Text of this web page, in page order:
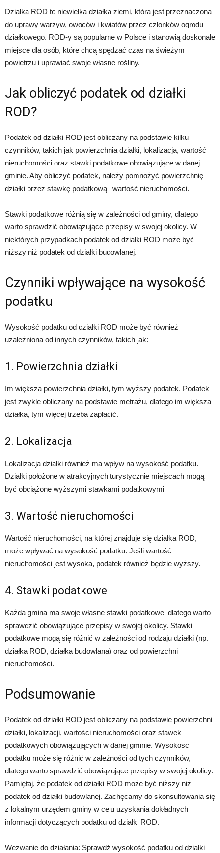
Działka ROD to niewielka działka ziemi, która jest przeznaczona
do uprawy warzyw, owoców i kwiatów przez członków ogrodu
działkowego. ROD-y są popularne w Polsce i stanowią doskonałe
miejsce dla osób, które chcą spędzać czas na świeżym
powietrzu i uprawiać swoje własne rośliny.
Jak obliczyć podatek od działki
ROD?
Podatek od działki ROD jest obliczany na podstawie kilku
czynników, takich jak powierzchnia działki, lokalizacja, wartość
nieruchomości oraz stawki podatkowe obowiązujące w danej
gminie. Aby obliczyć podatek, należy pomnożyć powierzchnię
działki przez stawkę podatkową i wartość nieruchomości.
Stawki podatkowe różnią się w zależności od gminy, dlatego
warto sprawdzić obowiązujące przepisy w swojej okolicy. W
niektórych przypadkach podatek od działki ROD może być
niższy niż podatek od działki budowlanej.
Czynniki wpływające na wysokość
podatku
Wysokość podatku od działki ROD może być również
uzależniona od innych czynników, takich jak:
1. Powierzchnia działki
Im większa powierzchnia działki, tym wyższy podatek. Podatek
jest zwykle obliczany na podstawie metrażu, dlatego im większa
działka, tym więcej trzeba zapłacić.
2. Lokalizacja
Lokalizacja działki również ma wpływ na wysokość podatku.
Działki położone w atrakcyjnych turystycznie miejscach mogą
być obciążone wyższymi stawkami podatkowymi.
3. Wartość nieruchomości
Wartość nieruchomości, na której znajduje się działka ROD,
może wpływać na wysokość podatku. Jeśli wartość
nieruchomości jest wysoka, podatek również będzie wyższy.
4. Stawki podatkowe
Każda gmina ma swoje własne stawki podatkowe, dlatego warto
sprawdzić obowiązujące przepisy w swojej okolicy. Stawki
podatkowe mogą się różnić w zależności od rodzaju działki (np.
działka ROD, działka budowlana) oraz od powierzchni
nieruchomości.
Podsumowanie
Podatek od działki ROD jest obliczany na podstawie powierzchni
działki, lokalizacji, wartości nieruchomości oraz stawek
podatkowych obowiązujących w danej gminie. Wysokość
podatku może się różnić w zależności od tych czynników,
dlatego warto sprawdzić obowiązujące przepisy w swojej okolicy.
Pamiętaj, że podatek od działki ROD może być niższy niż
podatek od działki budowlanej. Zachęcamy do skonsultowania się
z lokalnym urzędem gminy w celu uzyskania dokładnych
informacji dotyczących podatku od działki ROD.
Wezwanie do działania: Sprawdź wysokość podatku od działki